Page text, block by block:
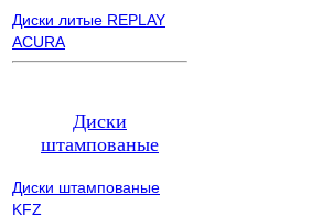
Диски литые REPLAY
ACURA
Диски
штампованые
Диски штампованые
KFZ